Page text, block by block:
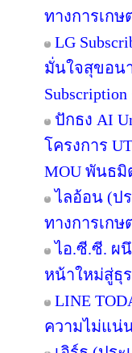
ทางการเกษ
LG
มั่นใจสุขอน
ปักธง AI
โครงการ
MOU พันธมิ
ไลอ้อน (ป
ทางการเกษ
ไอ.ซี.ซี. ผ
หน้าใหม่สู่ธุ
LINE
ความไม่แน่